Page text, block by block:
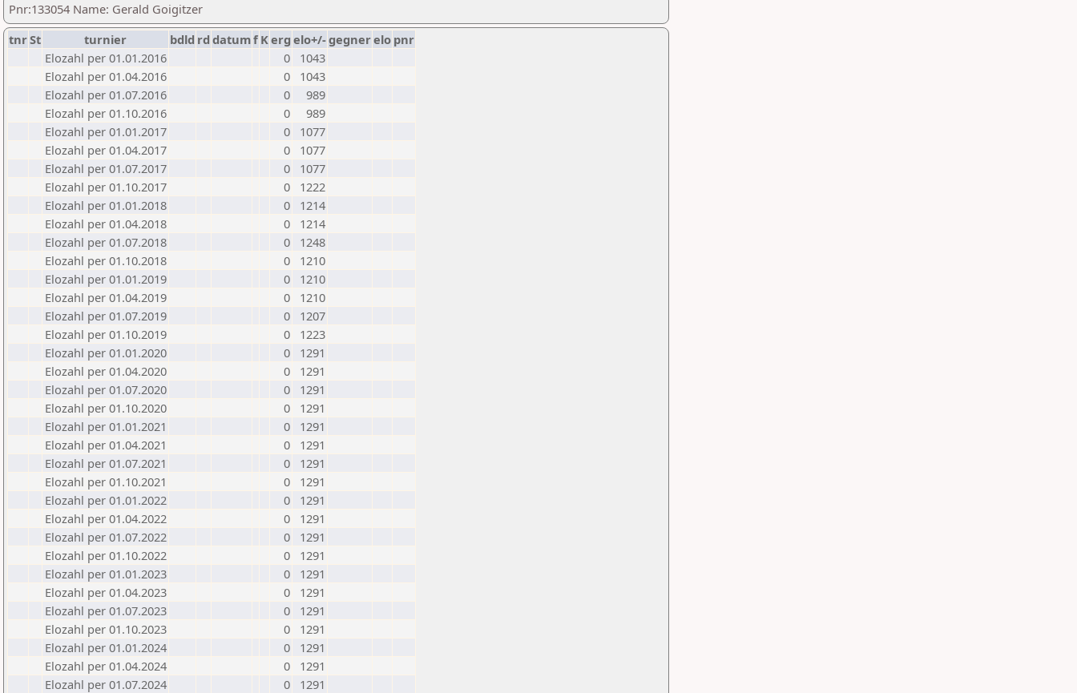
Pnr:133054 Name: Gerald Goigitzer
tnrSt turnier bdld rd datumf Kerg elo+/-gegnerelo pnr
Elozahl per 01.01.2016
0
1043
Elozahl per 01.04.2016
0
1043
Elozahl per 01.07.2016
0
989
Elozahl per 01.10.2016
0
989
Elozahl per 01.01.2017
0
1077
Elozahl per 01.04.2017
0
1077
Elozahl per 01.07.2017
0
1077
Elozahl per 01.10.2017
0
1222
Elozahl per 01.01.2018
0
1214
Elozahl per 01.04.2018
0
1214
Elozahl per 01.07.2018
0
1248
Elozahl per 01.10.2018
0
1210
Elozahl per 01.01.2019
0
1210
Elozahl per 01.04.2019
0
1210
Elozahl per 01.07.2019
0
1207
Elozahl per 01.10.2019
0
1223
Elozahl per 01.01.2020
0
1291
Elozahl per 01.04.2020
0
1291
Elozahl per 01.07.2020
0
1291
Elozahl per 01.10.2020
0
1291
Elozahl per 01.01.2021
0
1291
Elozahl per 01.04.2021
0
1291
Elozahl per 01.07.2021
0
1291
Elozahl per 01.10.2021
0
1291
Elozahl per 01.01.2022
0
1291
Elozahl per 01.04.2022
0
1291
Elozahl per 01.07.2022
0
1291
Elozahl per 01.10.2022
0
1291
Elozahl per 01.01.2023
0
1291
Elozahl per 01.04.2023
0
1291
Elozahl per 01.07.2023
0
1291
Elozahl per 01.10.2023
0
1291
Elozahl per 01.01.2024
0
1291
Elozahl per 01.04.2024
0
1291
Elozahl per 01.07.2024
0
1291